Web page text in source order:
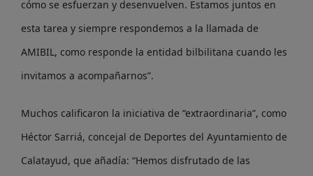
cómo se esfuerzan y desenvuelven. Estamos juntos en
esta tarea y siempre respondemos a la llamada de
AMIBIL, como responde la entidad bilbilitana cuando les
invitamos a acompañarnos”.
Muchos calificaron la iniciativa de “extraordinaria”, como
Héctor Sarriá, concejal de Deportes del Ayuntamiento de
Calatayud, que añadía: “Hemos disfrutado de las